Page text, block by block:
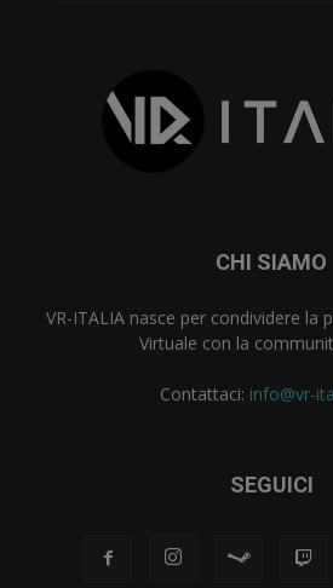
CHI SIAMO
VR-ITALIA nasce per condividere la
Virtuale con la
Contattaci: info@vr-
SEGUICI